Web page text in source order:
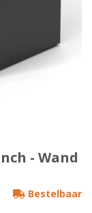
- Wand
Bestelbaar